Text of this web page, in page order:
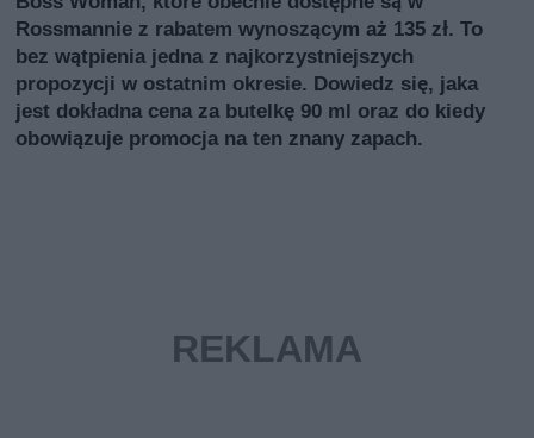
Rossmannie z rabatem wynoszącym aż 135 zł. To
bez wątpienia jedna z najkorzystniejszych
propozycji w ostatnim okresie. Dowiedz się, jaka
jest dokładna cena za butelkę 90 ml oraz do kiedy
obowiązuje promocja na ten znany zapach.